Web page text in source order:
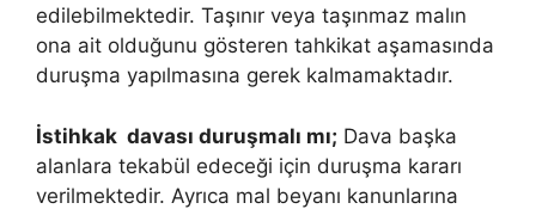
edilebilmektedir. Taşınır veya taşınmaz malın
ona ait olduğunu gösteren tahkikat aşamasında
duruşma yapılmasına gerek kalmamaktadır.
İstihkak davası duruşmalı mı; Dava başka
alanlara tekabül edeceği için duruşma kararı
verilmektedir. Ayrıca mal beyanı kanunlarına